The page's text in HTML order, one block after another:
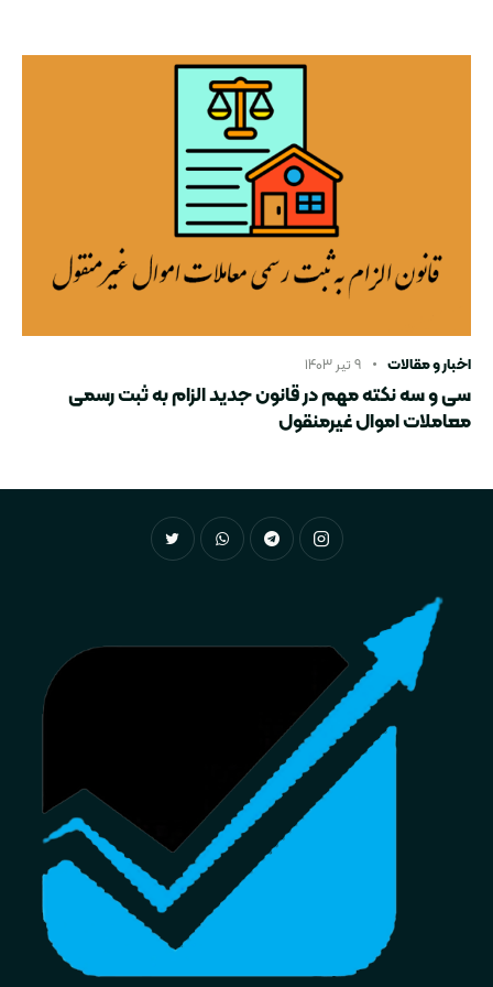
اخبار و مقالات ۹ تیر ۱۴۰۳
سی و سه نکته مهم در قانون جدید الزام به ثبت رسمی
معاملات اموال غیرمنقول